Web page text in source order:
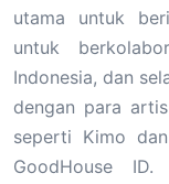
utama untuk
untuk
Indonesia, dan
dengan para
seperti Kimo
GoodHouse